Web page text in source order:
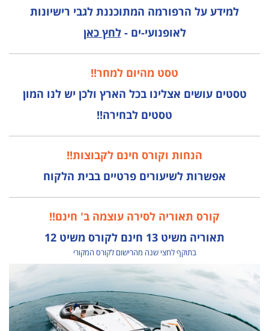
למידע על הרפורמה המתוכננת לגבי רישיונות
לאופנועי-ים -לחץ כאן
טסט מהיום למחר!!
טסטים עושים אצלינו בכל הארץ ולכן יש לנו המון
טסטים לבחירה!!
הנחות וקורס חינם לקבוצות!!
אפשרות לשיעורים פרטיים בבית הלקוח
קורס תאוריה לסירה עוצמה ב' חינם!!
תאוריה משיט 13 חינם לקורס משיט 12
בתוקף לחצי שנה מהרישום לקורס המקורי